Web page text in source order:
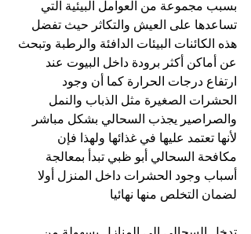
بسبب مجموعة من العوامل البيئية التي
تساعدها على العيش والتكاثر حيث تفضل
هذه الكائنات البيئات الدافئة والرطبة وتبحث
عن أماكن أكثر برودة داخل البيوت عند
ارتفاع درجات الحرارة كما أن وجود
الحشرات الصغيرة مثل الذباب والنمل
والصراصير يجذب السحالي بشكل مباشر
لأنها تعتمد عليها في غذائها ولهذا فإن
مكافحة السحالي أبو ظبي تبدأ بمعالجة
أسباب وجود الحشرات داخل المنزل أولا
لضمان التخلص منها نهائيا